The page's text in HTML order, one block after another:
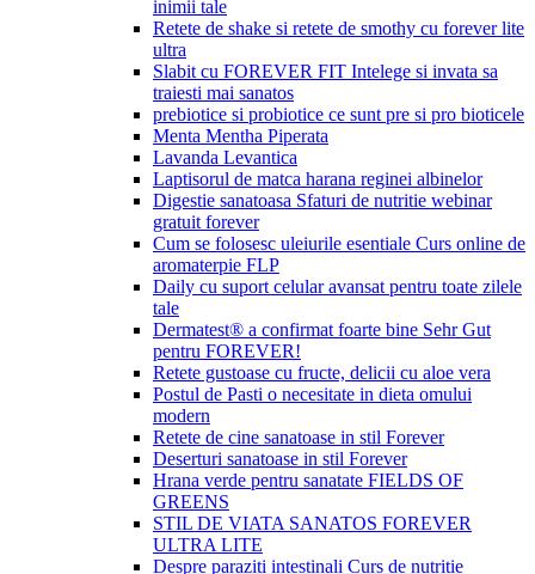
inimii tale
Retete de shake si retete de smothy cu forever lite
ultra
Slabit cu FOREVER FIT Intelege si invata sa
traiesti mai sanatos
prebiotice si probiotice ce sunt pre si pro bioticele
Menta Mentha Piperata
Lavanda Levantica
Laptisorul de matca harana reginei albinelor
Digestie sanatoasa Sfaturi de nutritie webinar
gratuit forever
Cum se folosesc uleiurile esentiale Curs online de
aromaterpie FLP
Daily cu suport celular avansat pentru toate zilele
tale
Dermatest® a confirmat foarte bine Sehr Gut
pentru FOREVER!
Retete gustoase cu fructe, delicii cu aloe vera
Postul de Pasti o necesitate in dieta omului
modern
Retete de cine sanatoase in stil Forever
Deserturi sanatoase in stil Forever
Hrana verde pentru sanatate FIELDS OF
GREENS
STIL DE VIATA SANATOS FOREVER
ULTRA LITE
Despre paraziti intestinali Curs de nutritie